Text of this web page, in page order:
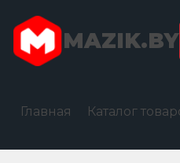
MAZIK.BY
Главная Каталог